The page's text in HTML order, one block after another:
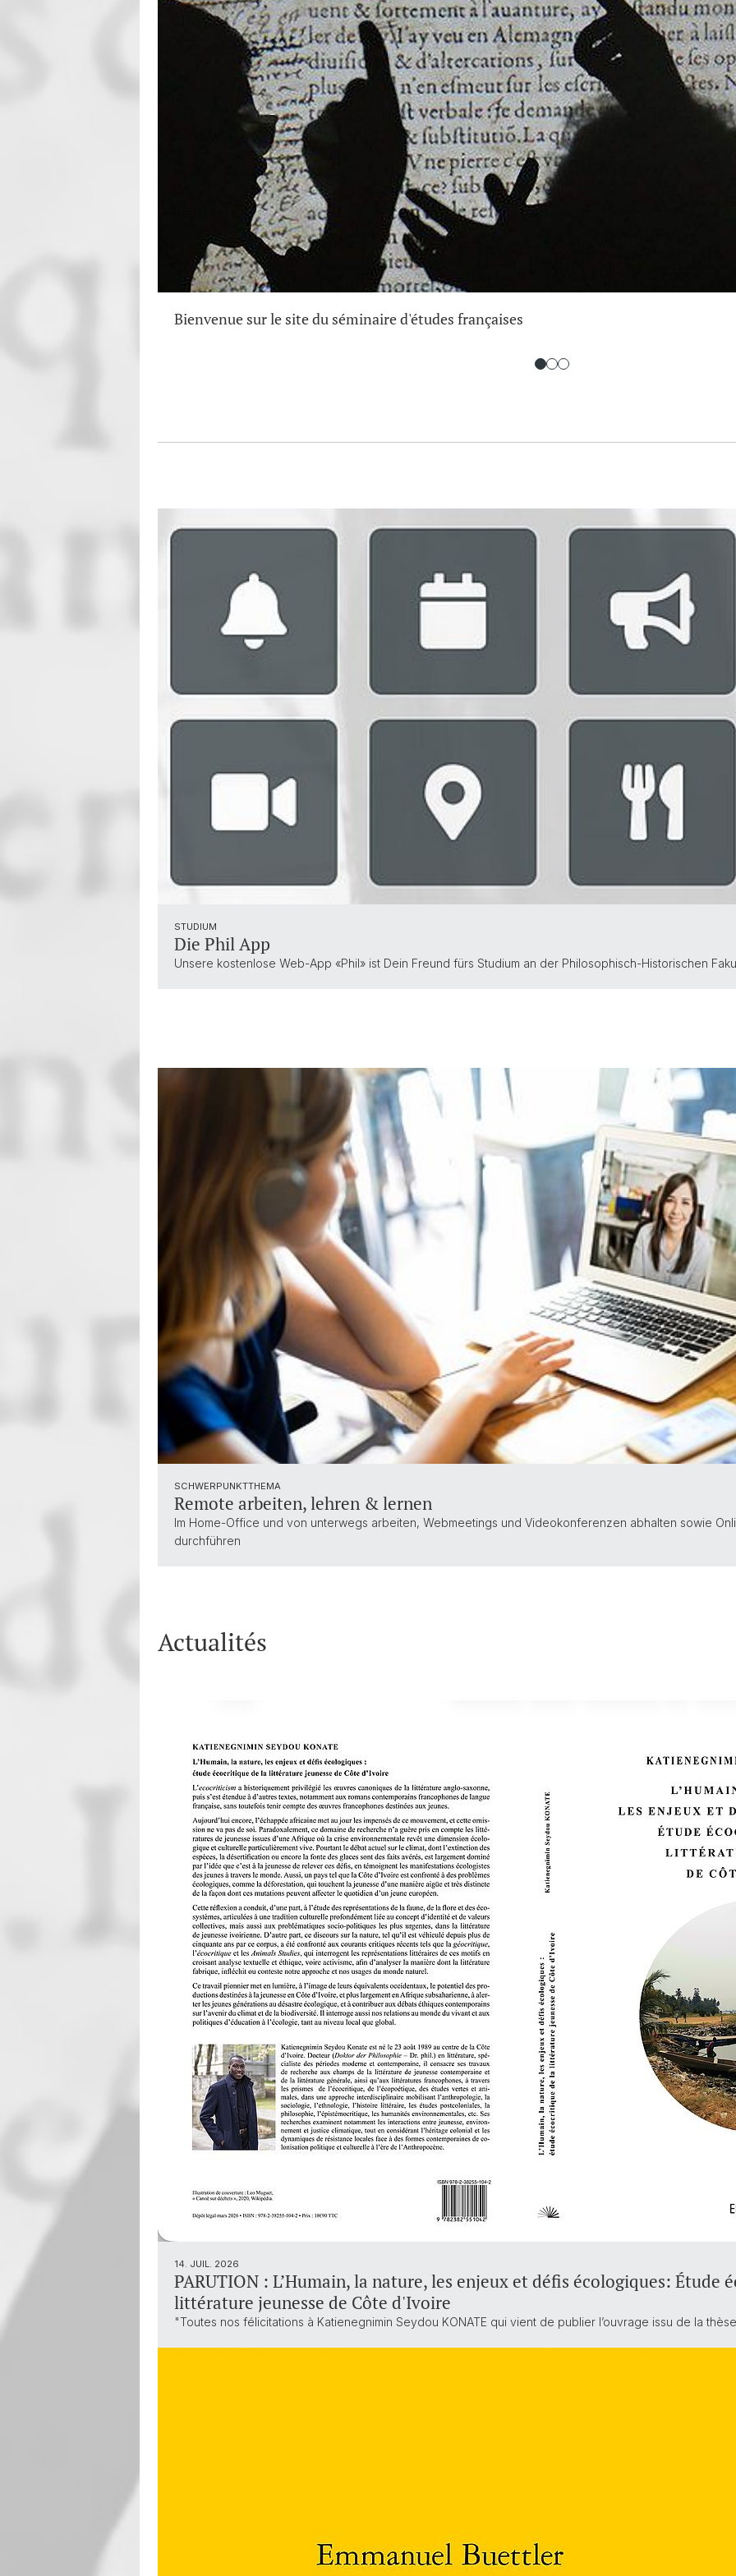
Bienvenue sur le site du séminaire d'études françaises
STUDIUM
Die Phil App
Unsere kostenlose Web-App «Phil» ist Dein Freund fürs Studium an der Philosophisch-Historischen
SCHWERPUNKTTHEMA
Remote arbeiten, lehren & lernen
Im Home-Office und von unterwegs arbeiten, Webmeetings und Videokonferenzen abhalten sowie
durchführen
Actualités
14. JUIL. 2026
PARUTION : L’Humain, la nature, les enjeux et défis écologiques: Étude
littérature jeunesse de Côte d'Ivoire
"Toutes nos félicitations à Katienegnimin Seydou KONATE qui vient de publier l’ouvrage issu de la